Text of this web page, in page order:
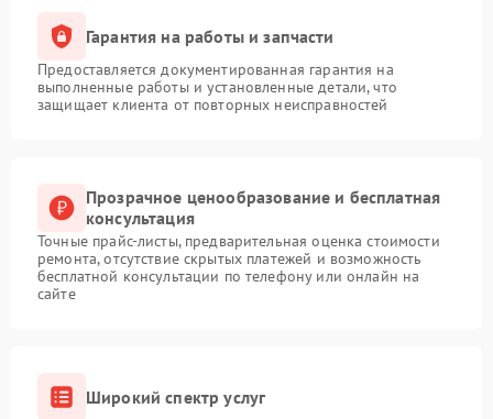
Гарантия на работы и запчасти
Предоставляется документированная гарантия на
выполненные работы и установленные детали, что
защищает клиента от повторных неисправностей
Прозрачное ценообразование и бесплатная
консультация
Точные прайс-листы, предварительная оценка стоимости
ремонта, отсутствие скрытых платежей и возможность
бесплатной консультации по телефону или онлайн на
сайте
Широкий спектр услуг